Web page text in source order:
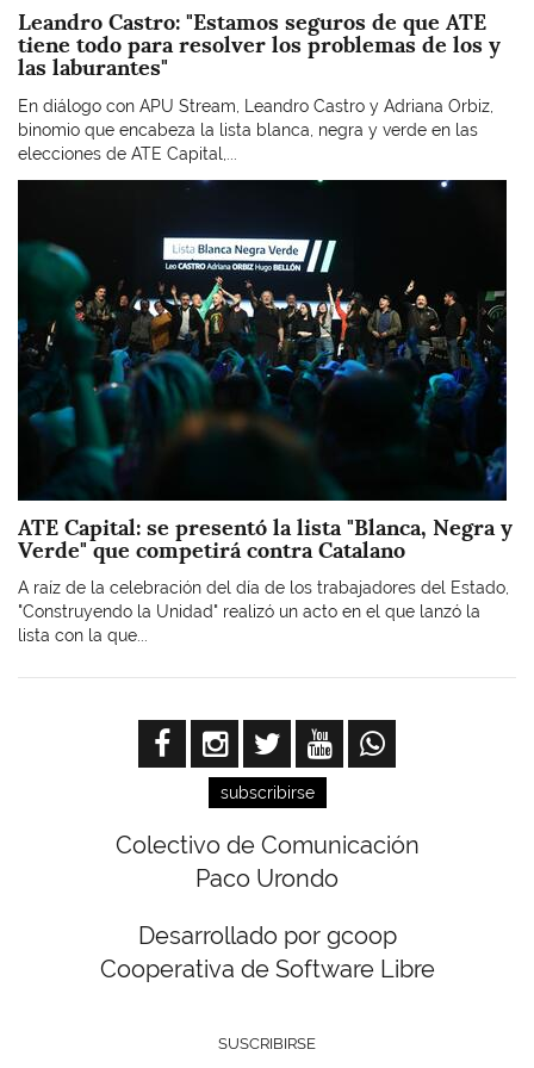
Leandro Castro: "Estamos seguros de que ATE
tiene todo para resolver los problemas de los y
las laburantes"
En diálogo con APU Stream, Leandro Castro y Adriana Orbiz,
binomio que encabeza la lista blanca, negra y verde en las
elecciones de ATE Capital,...
ATE Capital: se presentó la lista "Blanca, Negra y
Verde" que competirá contra Catalano
A raíz de la celebración del día de los trabajadores del Estado,
"Construyendo la Unidad" realizó un acto en el que lanzó la
lista con la que...
subscribirse
Colectivo de Comunicación
Paco Urondo
Desarrollado por gcoop
Cooperativa de Software Libre
SUSCRIBIRSE